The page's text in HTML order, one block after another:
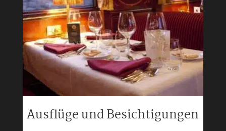
Ausflüge und Besichtigungen